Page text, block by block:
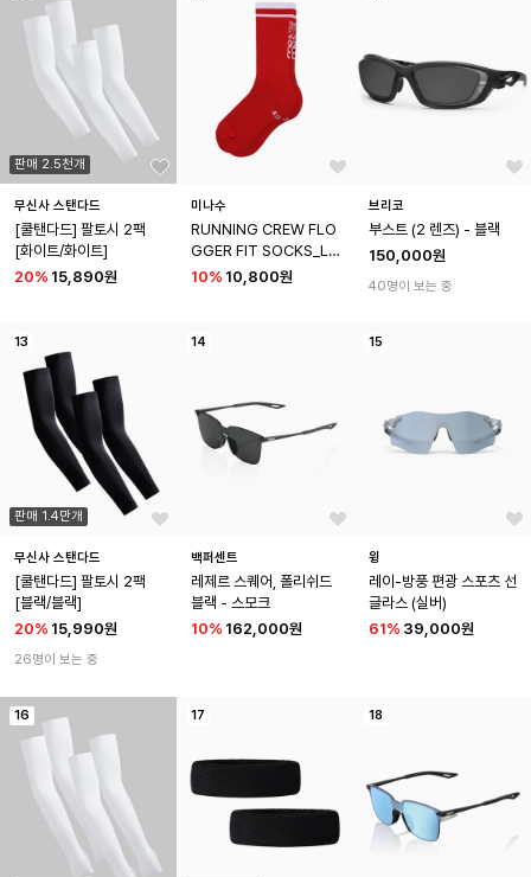
판매 2.5천개
무신사 스탠다드
[쿨탠다드] 팔토시 2팩
[화이트/화이트]
20% 15,890원
미나수
RUNNING CREW FLO
GGER FIT SOCKS_LO
NG_RED
10% 10,800원
브리코
부스트 (2 렌즈) - 블랙
150,000원
40명이 보는 중
13
판매 1.4만개
무신사 스탠다드
[쿨탠다드] 팔토시 2팩
[블랙/블랙]
20% 15,990원
26명이 보는 중
14
백퍼센트
레제르 스퀘어, 폴리쉬드
블랙 - 스모크
10% 162,000원
15
윙
레이-방풍 편광 스포츠 선
글라스 (실버)
61% 39,000원
16 17 18